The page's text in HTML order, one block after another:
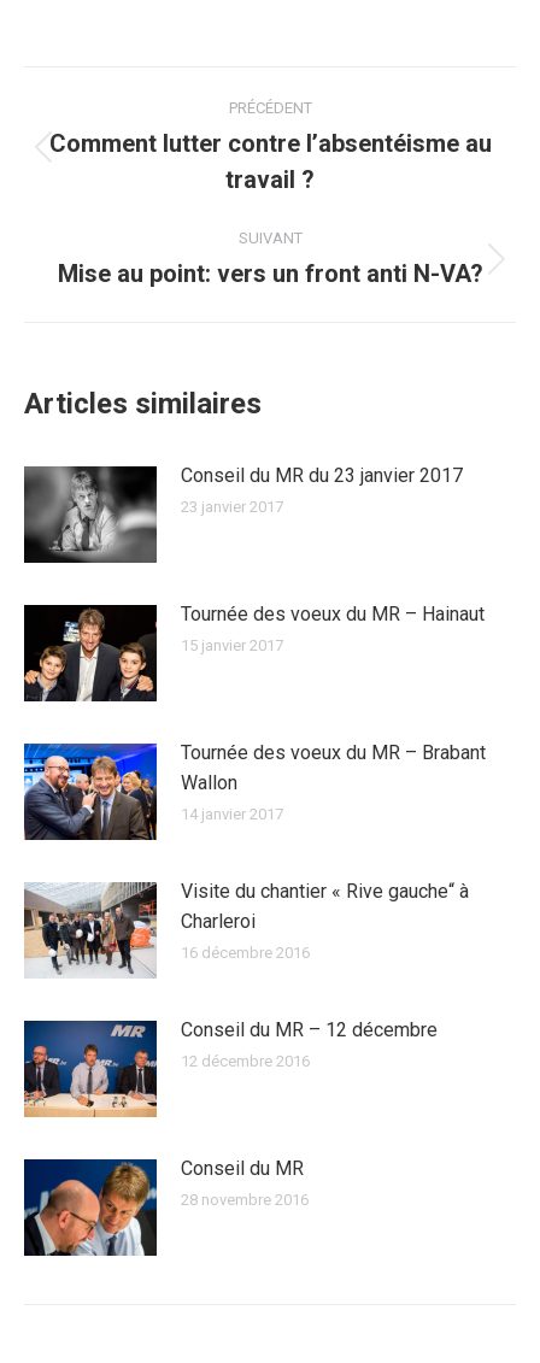
article
PRÉCÉDENT
précédent
Comment lutter contre l’absentéisme au
travail ?
SUIVANT
Article
Mise au point: vers un front anti N-VA?
Articles similaires
Conseil du MR du 23 janvier 2017
23 janvier 2017
Tournée des voeux du MR – Hainaut
15 janvier 2017
Tournée des voeux du MR – Brabant
Wallon
14 janvier 2017
Visite du chantier « Rive gauche“ à
Charleroi
16 décembre 2016
Conseil du MR – 12 décembre
12 décembre 2016
Conseil du MR
28 novembre 2016